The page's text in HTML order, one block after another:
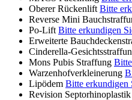
Oberer Rückenlift Bitte
Reverse Mini
Po-Lift Bitte erkundigen
Erweiterte
Cinderella-
Mons Pubis Straffung
Warzenhofverkleinerung
Lipödem Bitte erkundigen
Revision Septorhinoplastik